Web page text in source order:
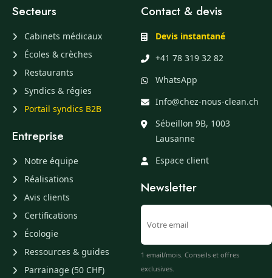
Secteurs
Cabinets médicaux
Écoles & crèches
Restaurants
Syndics & régies
Portail syndics B2B
Entreprise
Notre équipe
Réalisations
Avis clients
Certifications
Écologie
Ressources & guides
Parrainage (50 CHF)
Contact & devis
Devis instantané
+41 78 319 32 82
WhatsApp
Info@chez-nous-clean.ch
Sébeillon 9B, 1003
Lausanne
Espace client
Newsletter
1 email/mois. Conseils et offres
exclusives.